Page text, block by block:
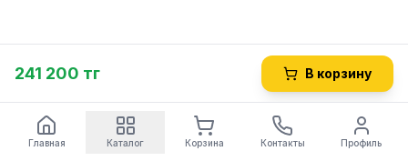
241 200 тг В корзину
Главная Каталог Корзина Контакты Профиль